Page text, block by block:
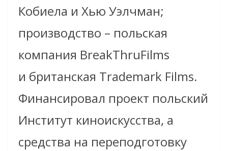
Кобиела и Хью Уэлчман;
производство – польская
компания BreakThruFilms
и британская Trademark Films.
Финансировал проект польский
Институт киноискусства, а
средства на переподготовку